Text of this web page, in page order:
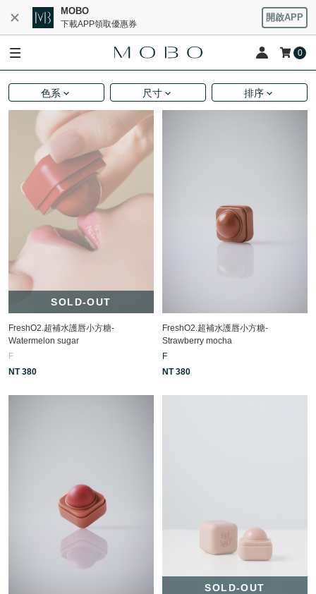
MOBO
下載APP領取優惠券
開啟APP
0
色系 尺寸 排序
SOLD-OUT
FreshO2.超補水護唇小方糖-
Watermelon sugar
F
NT 380
FreshO2.超補水護唇小方糖-
Strawberry mocha
F
NT 380
SOLD-OUT